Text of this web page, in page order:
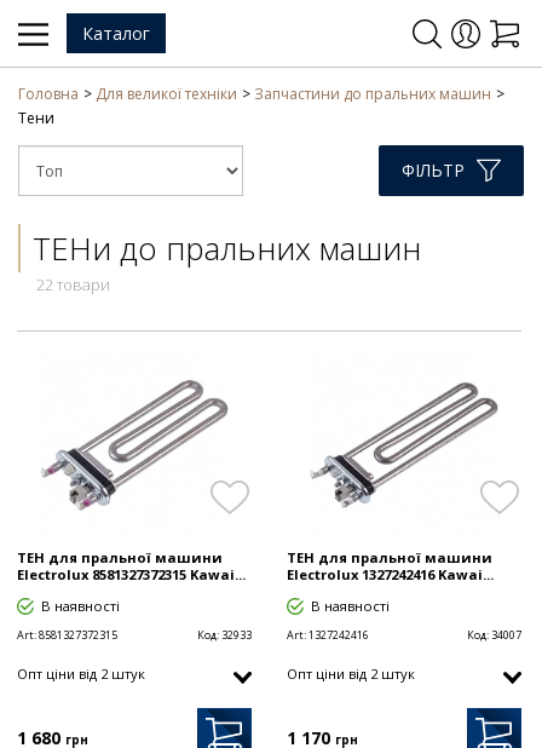
Каталог
Головна Для великої техніки
Запчастини до пральних машин
Тени
ФІЛЬТР
ТЕНи до пральних машин
22 товари
ТЕН для пральної машини
Electrolux 8581327372315 Kawai...
В наявності
Art:8581327372315 Код: 32933
Опт цiни від 2 штук
1 680 грн
ТЕН для пральної машини
Electrolux 1327242416 Kawai...
В наявності
Art:1327242416 Код: 34007
Опт цiни від 2 штук
1 170 грн